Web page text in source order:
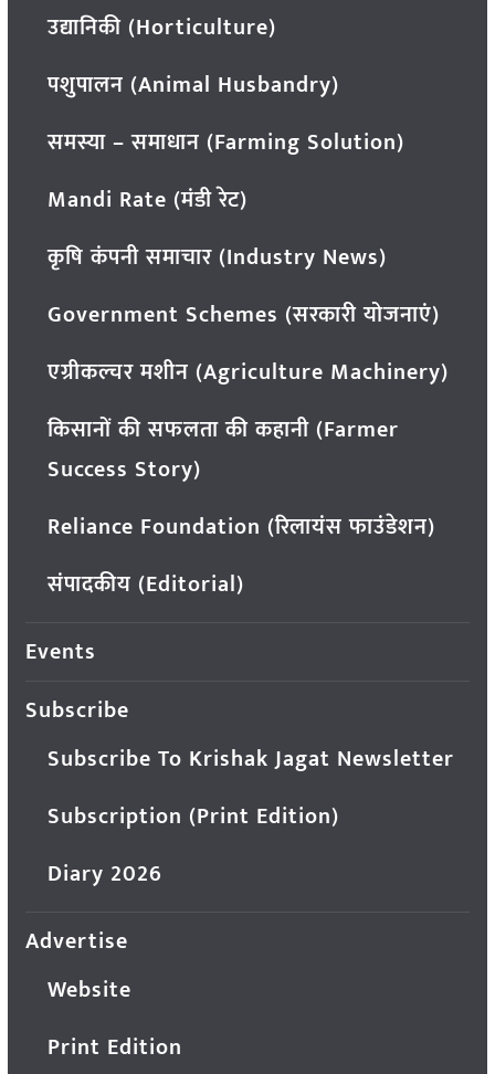
उद्यानिकी (Horticulture)
पशुपालन (Animal Husbandry)
समस्या – समाधान (Farming Solution)
Mandi Rate (मंडी रेट)
कृषि कंपनी समाचार (Industry News)
Government Schemes (सरकारी योजनाएं)
एग्रीकल्चर मशीन (Agriculture Machinery)
किसानों की सफलता की कहानी (Farmer
Success Story)
Reliance Foundation (रिलायंस फाउंडेशन)
संपादकीय (Editorial)
Events
Subscribe
Subscribe To Krishak Jagat Newsletter
Subscription (Print Edition)
Diary 2026
Advertise
Website
Print Edition